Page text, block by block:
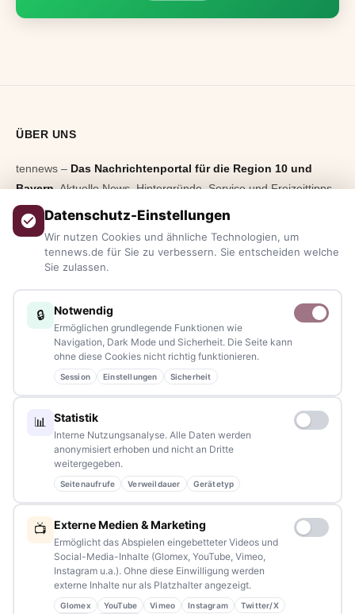
ÜBER UNS
tennews – Das Nachrichtenportal für die Region 10 und
Bayern.Aktuelle News, Hintergründe, Service und Freizeittipps
aus allen Regionen, Städten und Landkreisen.
Blaulicht, von Kultur bis Sport, von Alltagstipps bis
Veranstaltungen – immer aktuell, immer aus Ihrer Nähe.
kennen eine Geschichte, die erzählt werden sollte?
Schreiben Sie uns – gemeinsam mit unseren Leserinnen und
Lesern bleiben wir am Puls der Zeit.
Partnerschaften: info@tennews.de
NAVIGATION
Home
Datenschutz-Einstellungen
Wir nutzen Cookies und ähnliche Technologien, um
tennews.de für Sie zu verbessern. Sie entscheiden welche
Sie zulassen.
🔒 Notwendig
Ermöglichen grundlegende Funktionen wie
Navigation, Dark Mode und Sicherheit. Die Seite kann
ohne diese Cookies nicht richtig funktionieren.
Session Einstellungen Sicherheit
📊 Statistik
Interne Nutzungsanalyse. Alle Daten werden
anonymisiert erhoben und nicht an Dritte
weitergegeben.
Seitenaufrufe Verweildauer Gerätetyp
📺 Externe Medien & Marketing
Ermöglicht das Abspielen eingebetteter Videos und
Social-Media-Inhalte (Glomex, YouTube, Vimeo,
Instagram u.a.). Ohne diese Einwilligung werden
externe Inhalte nur als Platzhalter angezeigt.
Glomex YouTube Vimeo Instagram Twitter/X